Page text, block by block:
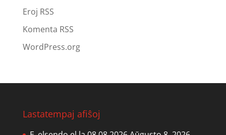
Eroj RSS
Komenta RSS
WordPress.org
Lastatempaj afiŝoj